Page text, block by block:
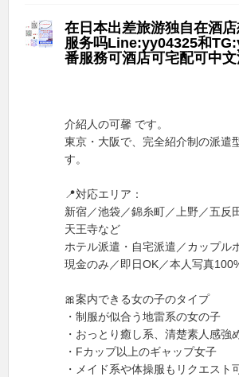
在日本出差旅游独自在酒
服务吗Line:yy04325和
番服務可酒店可宅配可中
介紹人の可馨 です。
東京・大阪で、完全紹介制の派遣
す。
📍対応エリア：
新宿／池袋／錦糸町／上野／五反
天王寺など
ホテル派遣・自宅派遣／カップル
現金のみ／即日OK／本人写真
🎀案内できる女の子のタイプ
・制服が似合う地雷系の女の子
・おっとり癒し系、清楚素人感強
・Fカップ以上のギャップ女子
・メイド系や体操服もリクエスト